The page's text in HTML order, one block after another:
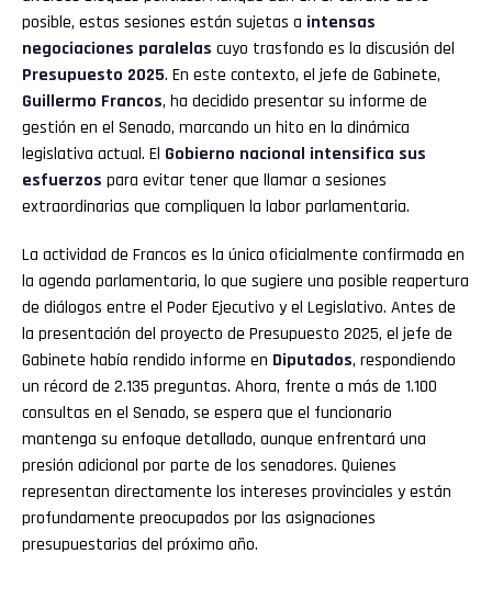
posible, estas sesiones están sujetas a intensas
negociaciones paralelas cuyo trasfondo es la discusión del
Presupuesto 2025. En este contexto, el jefe de Gabinete,
Guillermo Francos, ha decidido presentar su informe de
gestión en el Senado, marcando un hito en la dinámica
legislativa actual. El Gobierno nacional intensifica sus
esfuerzos para evitar tener que llamar a sesiones
extraordinarias que compliquen la labor parlamentaria.
La actividad de Francos es la única oficialmente confirmada en
la agenda parlamentaria, lo que sugiere una posible reapertura
de diálogos entre el Poder Ejecutivo y el Legislativo. Antes de
la presentación del proyecto de Presupuesto 2025, el jefe de
Gabinete había rendido informe en Diputados, respondiendo
un récord de 2.135 preguntas. Ahora, frente a más de 1.100
consultas en el Senado, se espera que el funcionario
mantenga su enfoque detallado, aunque enfrentará una
presión adicional por parte de los senadores. Quienes
representan directamente los intereses provinciales y están
profundamente preocupados por las asignaciones
presupuestarias del próximo año.